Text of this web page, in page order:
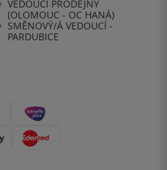
VEDOUCÍ PRODEJNY
(OLOMOUC - OC HANÁ)
SMĚNOVÝ/Á VEDOUCÍ -
PARDUBICE